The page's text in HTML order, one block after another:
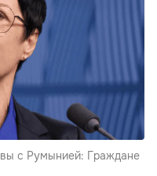
с Румынией: Граждане